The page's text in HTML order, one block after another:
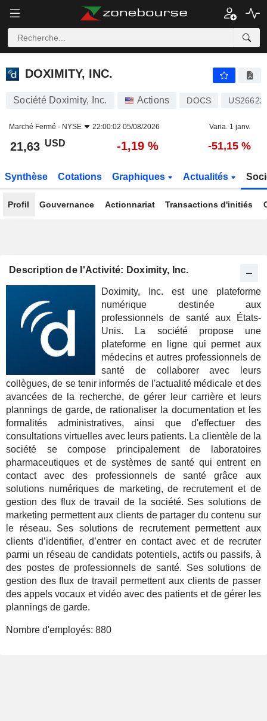
DOXIMITY, INC.
DOXIMITY, INC.
Société Doximity, Inc. Actions DOCS
Marché Fermé - NYSE 22:00:02 05/08/2026 Varia. 1 janv.
21,63 USD -1,19 % -51,15 %
Synthèse Cotations Graphiques Actualités
Profil Gouvernance Actionnariat Transactions d'initiés
Description de l'Activité: Doximity, Inc.
Doximity, Inc. est une plateforme
numérique destinée aux
professionnels de santé aux États-
Unis. La société propose une
plateforme en ligne qui permet aux
médecins et autres professionnels de
santé de collaborer avec leurs
collègues, de se tenir informés de l'actualité médicale et des
avancées de la recherche, de gérer leur carrière et leurs
plannings de garde, de rationaliser la documentation et les
formalités administratives, ainsi que d'effectuer des
consultations virtuelles avec leurs patients. La clientèle de la
société se compose principalement de laboratoires
pharmaceutiques et de systèmes de santé qui entrent en
contact avec des professionnels de santé grâce aux
solutions numériques de marketing, de recrutement et de
gestion des flux de travail de la société. Ses solutions de
marketing permettent aux clients de partager du contenu sur
le réseau. Ses solutions de recrutement permettent aux
clients d’identifier, d’entrer en contact avec et de recruter
parmi un réseau de candidats potentiels, actifs ou passifs, à
des postes de professionnels de santé. Ses solutions de
gestion des flux de travail permettent aux clients de passer
des appels vocaux et vidéo avec des patients et de gérer les
plannings de garde.
Nombre d'employés: 880